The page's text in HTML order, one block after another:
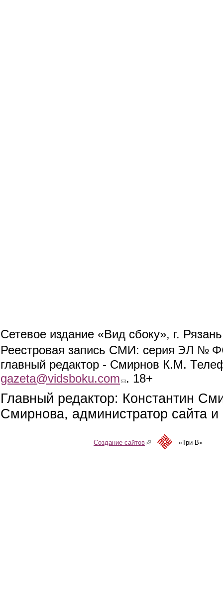
Сетевое издание «Вид сбоку», г.
Реестровая запись СМИ: серия ЭЛ №
главный редактор - Смирнов К.М.
gazeta@vidsboku.com (link sends e-mail)
. 18+
Главный редактор: Константин
Смирнова, администратор сайта
Создание сайтов(link is external)«Три-В»